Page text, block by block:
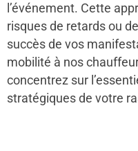
l’événement. Cette
risques de retards ou
succès de vos
mobilité à nos
concentrez sur
stratégiques de votre